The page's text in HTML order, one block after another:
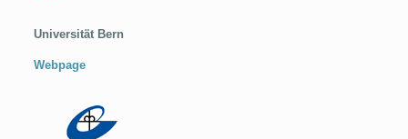
Universität Bern
Webpage